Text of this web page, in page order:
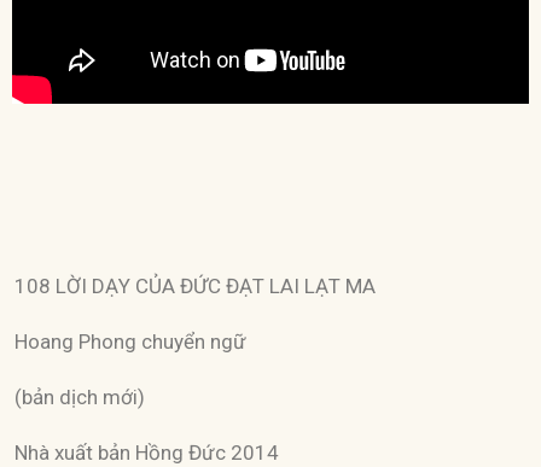
108 LỜI DẠY CỦA ĐỨC ĐẠT LAI LẠT MA
Hoang Phong chuyển ngữ
(bản dịch mới)
Nhà xuất bản Hồng Đức 2014